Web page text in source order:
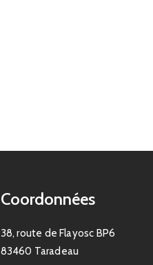
Coordonnées
38, route de Flayosc BP6
83460 Taradeau